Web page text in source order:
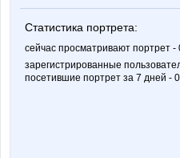
Статистика портрета:
сейчас просматривают портрет -
зарегистрированные
посетившие портрет за 7 дней - 0